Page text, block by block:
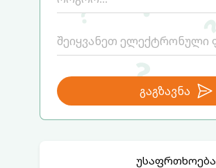
გაგზავნა
უსაფრთხოება